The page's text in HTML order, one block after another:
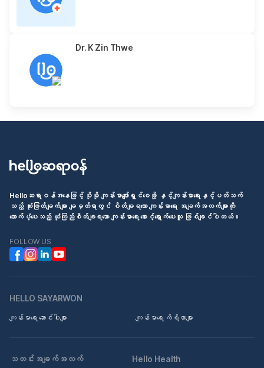
Dr. K Zin Thwe
Helloဆရာဝန်အနေဖြင့် ပိုမို ကျန်းမာပျော်ရွှင်စေဖို့ နှင့်ကျန်းမာရေးနှင့်ပတ်သက်
သည့် ဆုံးဖြတ်ချက်များ ချမှတ်ရာတွင် စိတ်ချရသော ကျန်းမာရေး အချက်အလက်များကို
ထောက်ပံ့ပေးသည့် ယုံကြည်စိတ်ချရသော ကျန်းမာရေး စောင့်ရှောက်ပေးသူ ဖြစ်ချင်ပါတယ်။
FOLLOW US
HELLO SAYARWON
ကျန်းမာရေး ဆောင်းပါးများ ကျန်းမာရေး ကိရိယာများ
သတင်းအချက်အလက် Hello Health